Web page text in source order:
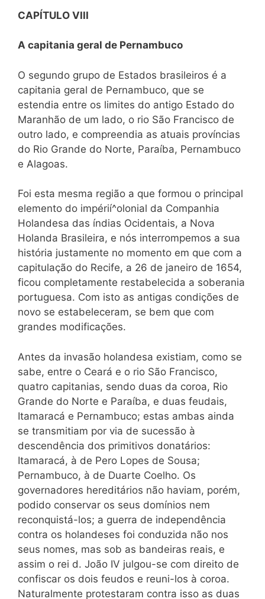
CAPÍTULO VIII
A capitania geral de Pernambuco
O segundo grupo de Estados brasileiros é a
capitania geral de Pernambuco, que se
estendia entre os limites do antigo Estado do
Maranhão de um lado, o rio São Francisco de
outro lado, e compreendia as atuais províncias
do Rio Grande do Norte, Paraíba, Pernambuco
e Alagoas.
Foi esta mesma região a que formou o principal
elemento do impérií^olonial da Companhia
Holandesa das índias Ocidentais, a Nova
Holanda Brasileira, e nós interrompemos a sua
história justamente no momento em que com a
capitulação do Recife, a 26 de janeiro de 1654,
ficou completamente restabelecida a soberania
portuguesa. Com isto as antigas condições de
novo se estabeleceram, se bem que com
grandes modificações.
Antes da invasão holandesa existiam, como se
sabe, entre o Ceará e o rio São Francisco,
quatro capitanias, sendo duas da coroa, Rio
Grande do Norte e Paraíba, e duas feudais,
Itamaracá e Pernambuco; estas ambas ainda
se transmitiam por via de sucessão à
descendência dos primitivos donatários:
Itamaracá, à de Pero Lopes de Sousa;
Pernambuco, à de Duarte Coelho. Os
governadores hereditários não haviam, porém,
podido conservar os seus domínios nem
reconquistá-los; a guerra de independência
contra os holandeses foi conduzida não nos
seus nomes, mas sob as bandeiras reais, e
assim o rei d. João IV julgou-se com direito de
confiscar os dois feudos e reuni-los à coroa.
Naturalmente protestaram contra isso as duas